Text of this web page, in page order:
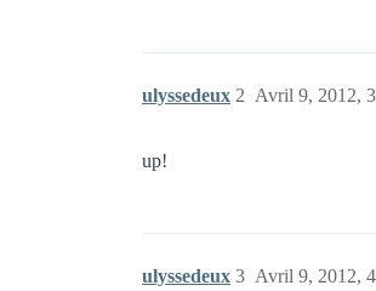
ulyssedeux Avril 9, 2012,
2
up!
ulyssedeux Avril 9, 2012,
3